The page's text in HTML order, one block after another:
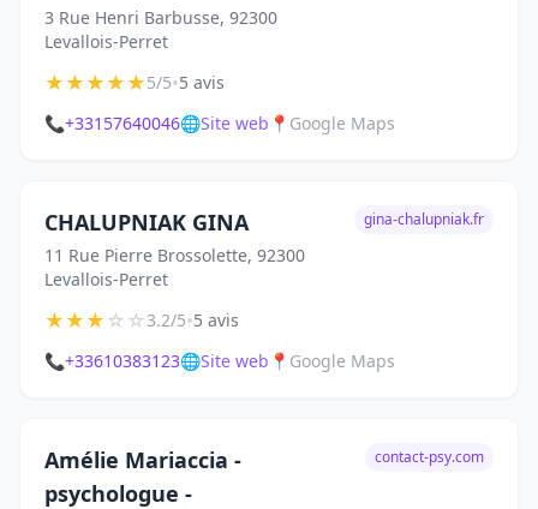
3 Rue Henri Barbusse, 92300
Levallois-Perret
★★★★★5/5•5 avis
📞+33157640046🌐Site web 📍 Google Maps
CHALUPNIAK GINA
11 Rue Pierre Brossolette, 92300
Levallois-Perret
gina-chalupniak.fr
★★★☆☆3.2/5•5 avis
📞+33610383123🌐Site web 📍 Google Maps
Amélie Mariaccia -
psychologue -
contact-psy.com